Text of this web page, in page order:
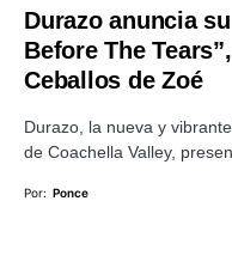
Durazo anuncia
Before The
Ceballos de Zoé
Durazo, la nueva y
de Coachella Valley,
Por: Ponce